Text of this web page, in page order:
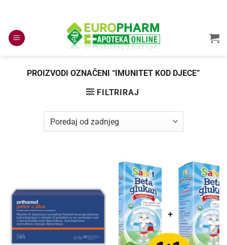
content
PROIZVODI OZNAČENI “IMUNITET KOD DJECE”
FILTRIRAJ